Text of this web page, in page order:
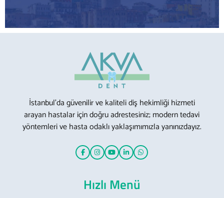
İstanbul’da güvenilir ve kaliteli diş hekimliği hizmeti
arayan hastalar için doğru adrestesiniz; modern tedavi
yöntemleri ve hasta odaklı yaklaşımımızla yanınızdayız.
Hızlı Menü